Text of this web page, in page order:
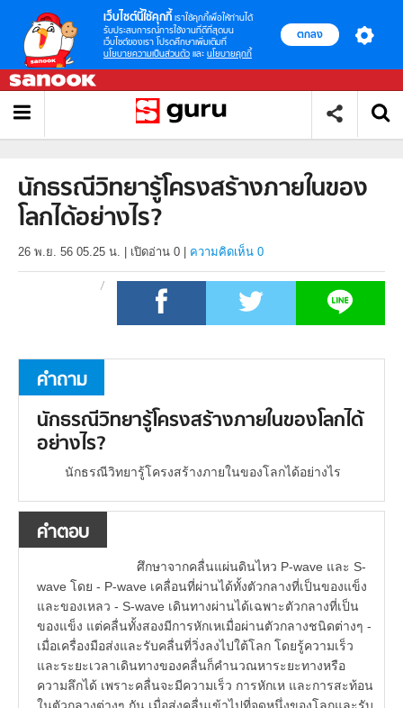
เว็บไซต์นี้ใช้คุกกี้ เราใช้คุกกี้เพื่อให้ท่านได้
รับประสบการณ์การใช้งานที่ดีที่สุดบน
เว็บไซต์ของเรา โปรดศึกษาเพิ่มเติมที่
นโยบายความเป็นส่วนตัว และ นโยบายคุกกี้
ตกลง
นักธรณีวิทยารู้โครงสร้างภายในของ
โลกได้อย่างไร?
26 พ.ย. 56 05.25 น. เปิดอ่าน 0 ความคิดเห็น 0
คำถาม
นักธรณีวิทยารู้โครงสร้างภายในของโลกได้
อย่างไร?
นักธรณีวิทยารู้โครงสร้างภายในของโลกได้อย่างไร
คำตอบ
ศึกษาจากคลื่นแผ่นดินไหว P-wave และ S-
wave โดย - P-wave เคลื่อนที่ผ่านได้ทั้งตัวกลางที่เป็นของแข็ง
และของเหลว - S-wave เดินทางผ่านได้เฉพาะตัวกลางที่เป็น
ของแข็ง แต่คลื่นทั้งสองมีการหักเหเมื่อผ่านตัวกลางชนิดต่างๆ -
เมื่อเครื่องมือส่งและรับคลื่นที่วิ่งลงไปใต้โลก โดยรู้ความเร็ว
และระยะเวลาเดินทางของคลื่นก็คำนวณหาระยะทางหรือ
ความลึกได้ เพราะคลื่นจะมีความเร็ว การหักเห และการสะท้อน